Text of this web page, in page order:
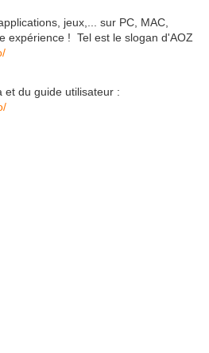
jeux,... sur PC, MAC,
expérience ! Tel est le slogan d'AOZ
et du guide utilisateur :